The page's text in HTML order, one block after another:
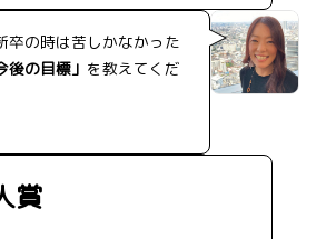
卒の時は苦しかなかった
後の目標」 を教えてくだ
賞